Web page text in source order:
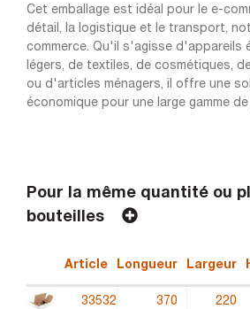
Cet emballage est idéal pour le e-
détail, la logistique et le transport,
commerce. Qu'il s'agisse d'appareils
légers, de textiles, de cosmétiques,
ou d'articles ménagers, il offre une
économique pour une large gamme
Pour la même quantité ou
bouteilles
Article Longueur Largeur
33532 370 220